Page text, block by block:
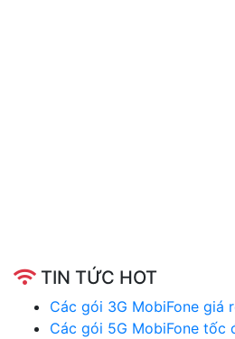
TIN TỨC HOT
Các gói 3G MobiFone giá
Các gói 5G MobiFone tốc